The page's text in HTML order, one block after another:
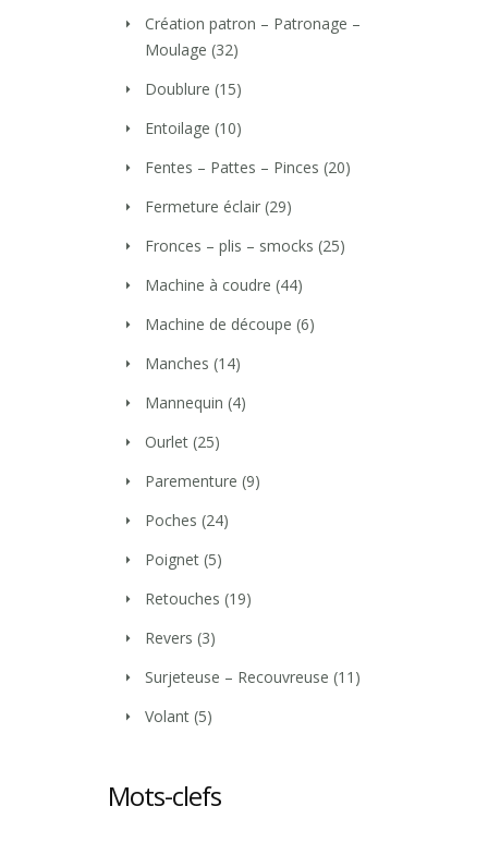
Création patron – Patronage –
Moulage (32)
Doublure (15)
Entoilage (10)
Fentes – Pattes – Pinces (20)
Fermeture éclair (29)
Fronces – plis – smocks (25)
Machine à coudre (44)
Machine de découpe (6)
Manches (14)
Mannequin (4)
Ourlet (25)
Parementure (9)
Poches (24)
Poignet (5)
Retouches (19)
Revers (3)
Surjeteuse – Recouvreuse (11)
Volant (5)
Mots-clefs